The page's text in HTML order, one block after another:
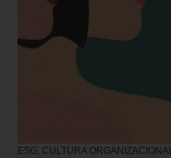
ESG CULTURA ORGANIZACIONAL